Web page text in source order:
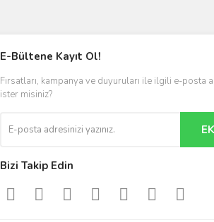
E-Bültene Kayıt Ol!
Fırsatları, kampanya ve duyuruları ile ilgili e-posta
ister misiniz?
Bizi Takip Edin